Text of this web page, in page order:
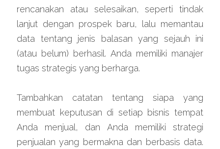
rencanakan atau selesaikan, seperti tindak
lanjut dengan prospek baru, lalu memantau
data tentang jenis balasan yang sejauh ini
(atau belum) berhasil. Anda memiliki manajer
tugas strategis yang berharga.
Tambahkan catatan tentang siapa yang
membuat keputusan di setiap bisnis tempat
Anda menjual, dan Anda memiliki strategi
penjualan yang bermakna dan berbasis data.